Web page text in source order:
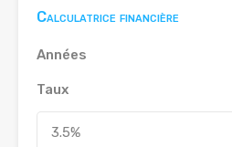
Calculatrice financière
Années
Taux